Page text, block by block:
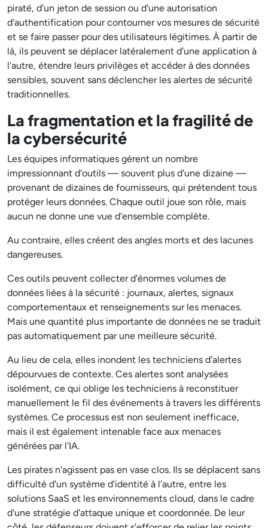
piraté, d'un jeton de session ou d'une autorisation
d'authentification pour contourner vos mesures de sécurité
et se faire passer pour des utilisateurs légitimes. À partir de
là, ils peuvent se déplacer latéralement d'une application à
l'autre, étendre leurs privilèges et accéder à des données
sensibles, souvent sans déclencher les alertes de sécurité
traditionnelles.
La fragmentation et la fragilité de
la cybersécurité
Les équipes informatiques gèrent un nombre
impressionnant d'outils — souvent plus d'une dizaine —
provenant de dizaines de fournisseurs, qui prétendent tous
protéger leurs données. Chaque outil joue son rôle, mais
aucun ne donne une vue d'ensemble complète.
Au contraire, elles créent des angles morts et des lacunes
dangereuses.
Ces outils peuvent collecter d'énormes volumes de
données liées à la sécurité : journaux, alertes, signaux
comportementaux et renseignements sur les menaces.
Mais une quantité plus importante de données ne se traduit
pas automatiquement par une meilleure sécurité.
Au lieu de cela, elles inondent les techniciens d'alertes
dépourvues de contexte. Ces alertes sont analysées
isolément, ce qui oblige les techniciens à reconstituer
manuellement le fil des événements à travers les différents
systèmes. Ce processus est non seulement inefficace,
mais il est également intenable face aux menaces
générées par l'IA.
Les pirates n'agissent pas en vase clos. Ils se déplacent sans
difficulté d'un système d'identité à l'autre, entre les
solutions SaaS et les environnements cloud, dans le cadre
d'une stratégie d'attaque unique et coordonnée. De leur